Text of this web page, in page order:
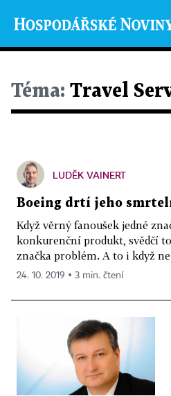
Téma: Travel
LUDĚK VAINERT
Boeing drtí jeho
Když věrný fanoušek jedné
konkurenční produkt, svědčí
značka problém. A to i když
24. 10. 2019 ▪ 3 min. čtení